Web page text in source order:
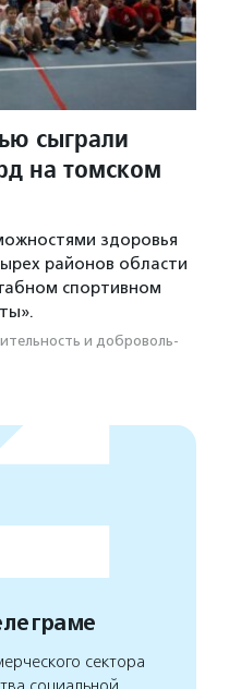
сыграли
на томском
здоровья
районов области
спортивном
и доброволь­
сектора